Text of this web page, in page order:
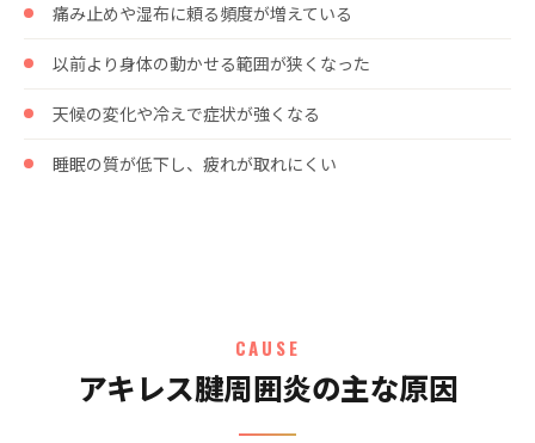
痛み止めや湿布に頼る頻度が増えている
以前より身体の動かせる範囲が狭くなった
天候の変化や冷えで症状が強くなる
睡眠の質が低下し、疲れが取れにくい
CAUSE
アキレス腱周囲炎の主な原因